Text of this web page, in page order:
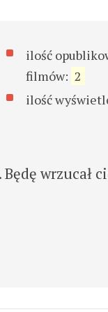
ilość
filmów: 2
ilość
wrzucał